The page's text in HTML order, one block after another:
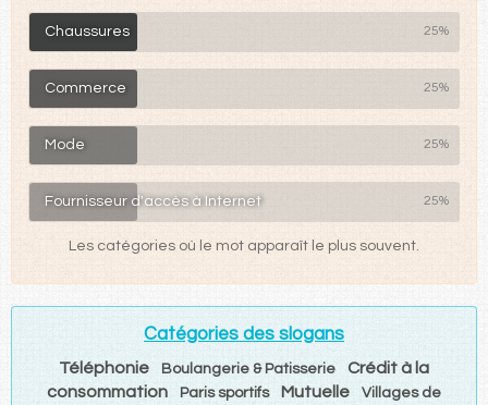
Chaussures 25%
Commerce 25%
Mode 25%
Fournisseur d'accès à Internet 25%
Les catégories où le mot apparaît le plus souvent.
Catégories des slogans
Téléphonie Boulangerie & Patisserie
Crédit à la
consommation
Paris sportifs Mutuelle
Villages de